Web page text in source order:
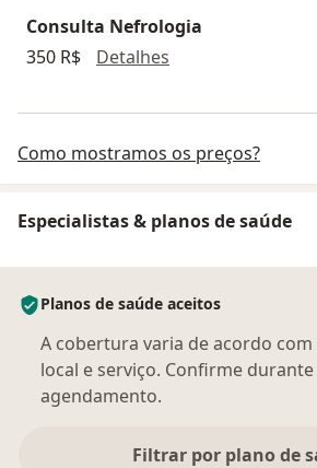
Consulta Nefrologia
350 R$
Detalhes
Como mostramos os preços?
Especialistas & planos de saúde
Planos de saúde aceitos
A cobertura varia de acordo com
local e serviço. Confirme
agendamento.
Filtrar por plano de